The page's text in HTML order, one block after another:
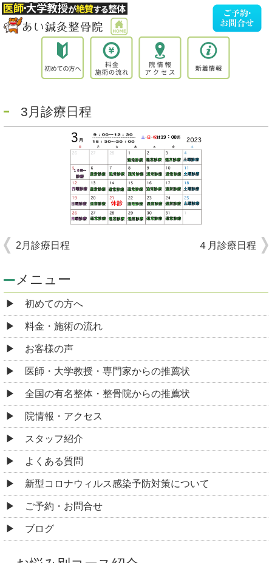
3月診療日程
2月診療日程 ４月診療日程
メニュー
初めての方へ
料金・施術の流れ
お客様の声
医師・大学教授・専門家からの推薦状
全国の有名整体・整骨院からの推薦状
院情報・アクセス
スタッフ紹介
よくある質問
新型コロナウィルス感染予防対策について
ご予約・お問合せ
ブログ